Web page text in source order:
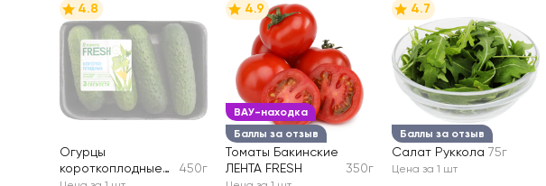
4.8
Огурцы
короткоплодные
450г
ВАУ-находка
Баллы за отзыв
4.9
Томаты Бакинские
ЛЕНТА FRESH
350г
Баллы за отзыв
4.7
Салат Руккола 75г
Цена за 1 шт